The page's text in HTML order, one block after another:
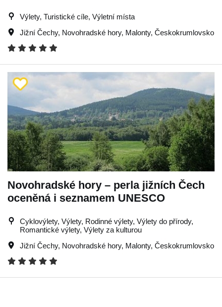
Výlety, Turistické cíle, Výletní místa
Jižní Čechy, Novohradské hory, Malonty, Českokrumlovsko
Novohradské hory – perla jižních Čech
oceněná i seznamem UNESCO
Cyklovýlety, Výlety, Rodinné výlety, Výlety do přírody,
Romantické výlety, Výlety za kulturou
Jižní Čechy, Novohradské hory, Malonty, Českokrumlovsko